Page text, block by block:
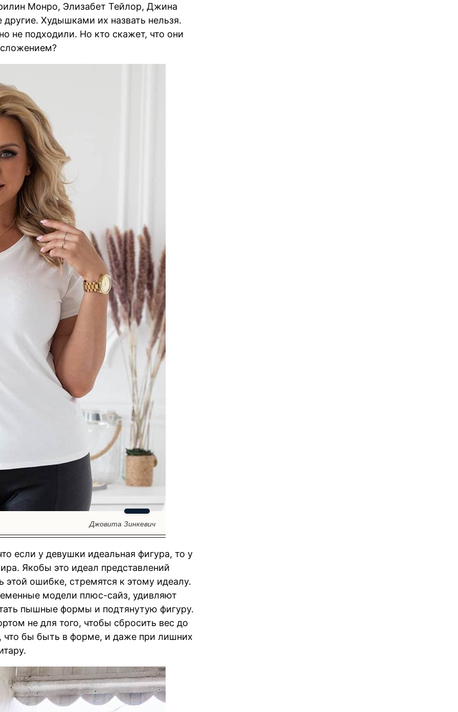
Монро, Элизабет Тейлор, Джина
Худышками их назвать нельзя.
не подходили. Но кто скажет, что они
Джовита Зинкевич
если у девушки идеальная фигура, то у
Якобы это идеал представлений
ошибке, стремятся к этому идеалу.
модели плюс-сайз, удивляют
пышные формы и подтянутую фигуру.
не для того, чтобы сбросить вес до
что бы быть в форме, и даже при лишних